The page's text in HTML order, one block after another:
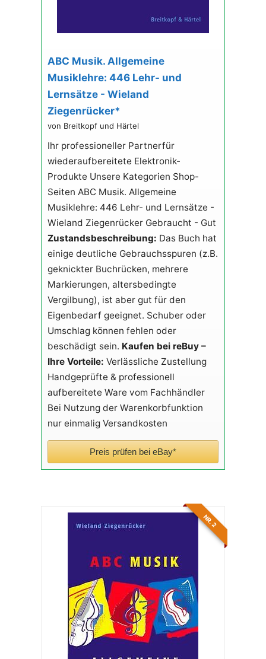
ABC Musik. Allgemeine
Musiklehre: 446 Lehr- und
Lernsätze - Wieland
Ziegenrücker*
von Breitkopf und Härtel
Ihr professioneller Partnerfür
wiederaufbereitete Elektronik-
Produkte Unsere Kategorien Shop-
Seiten ABC Musik. Allgemeine
Musiklehre: 446 Lehr- und Lernsätze -
Wieland Ziegenrücker Gebraucht - Gut
Zustandsbeschreibung: Das Buch hat
einige deutliche Gebrauchsspuren (z.B.
geknickter Buchrücken, mehrere
Markierungen, altersbedingte
Vergilbung), ist aber gut für den
Eigenbedarf geeignet. Schuber oder
Umschlag können fehlen oder
beschädigt sein. Kaufen bei reBuy –
Ihre Vorteile: Verlässliche Zustellung
Handgeprüfte & professionell
aufbereitete Ware vom Fachhändler
Bei Nutzung der Warenkorbfunktion
nur einmalig Versandkosten
Preis prüfen bei eBay*
NR. 2